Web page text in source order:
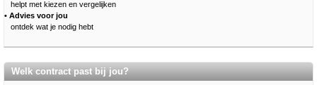
helpt met kiezen en vergelijken
• Advies voor jou
ontdek wat je nodig hebt
Welk contract past bij jou?